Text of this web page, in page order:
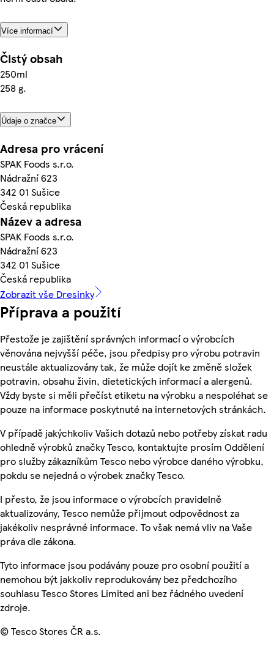
Více informací
Čistý obsah
250ml
258 g.
Údaje o značce
Adresa pro vrácení
SPAK Foods s.r.o.
Nádražní 623
342 01 Sušice
Česká republika
Název a adresa
SPAK Foods s.r.o.
Nádražní 623
342 01 Sušice
Česká republika
Zobrazit vše Dresinky
Příprava a použití
Přestože je zajištění správných informací o výrobcích
věnována nejvyšší péče, jsou předpisy pro výrobu potravin
neustále aktualizovány tak, že může dojít ke změně složek
potravin, obsahu živin, dietetických informací a alergenů.
Vždy byste si měli přečíst etiketu na výrobku a nespoléhat se
pouze na informace poskytnuté na internetových stránkách.
V případě jakýchkoliv Vašich dotazů nebo potřeby získat radu
ohledně výrobků značky Tesco, kontaktujte prosím Oddělení
pro služby zákazníkům Tesco nebo výrobce daného výrobku,
pokdu se nejedná o výrobek značky Tesco.
I přesto, že jsou informace o výrobcích pravidelně
aktualizovány, Tesco nemůže přijmout odpovědnost za
jakékoliv nesprávné informace. To však nemá vliv na Vaše
práva dle zákona.
Tyto informace jsou podávány pouze pro osobní použití a
nemohou být jakkoliv reprodukovány bez předchozího
souhlasu Tesco Stores Limited ani bez řádného uvedení
zdroje.
© Tesco Stores ČR a.s.